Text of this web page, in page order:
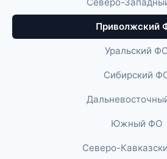
Приволжский
Уральский
Сибирский
Южный ФО
Северо-